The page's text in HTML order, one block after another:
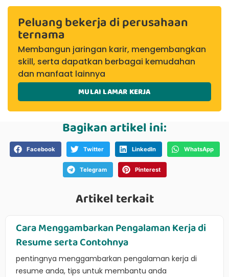
Peluang bekerja di perusahaan
ternama
Membangun jaringan karir, mengembangkan
skill, serta dapatkan berbagai kemudahan
dan manfaat lainnya
MULAI LAMAR KERJA
Bagikan artikel ini:
Facebook Twitter LinkedIn WhatsApp
Telegram Pinterest
Artikel terkait
Cara Menggambarkan Pengalaman Kerja di
Resume serta Contohnya
pentingnya menggambarkan pengalaman kerja di
resume anda, tips untuk membantu anda